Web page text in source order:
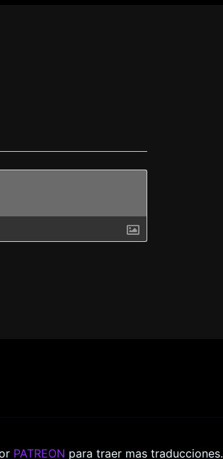
PATREON para traer mas traducciones.